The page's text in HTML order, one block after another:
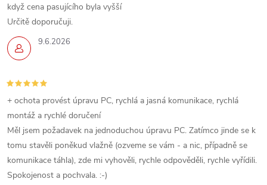
9.6.2026
když cena pasujícího byla vyšší
Určitě doporučuji.
+ ochota provést úpravu PC, rychlá a jasná komunikace, rychlá
montáž a rychlé doručení
Měl jsem požadavek na jednoduchou úpravu PC. Zatímco jinde se k
tomu stavěli poněkud vlažně (ozveme se vám - a nic, případně se
komunikace táhla), zde mi vyhověli, rychle odpověděli, rychle vyřídili.
Spokojenost a pochvala. :-)